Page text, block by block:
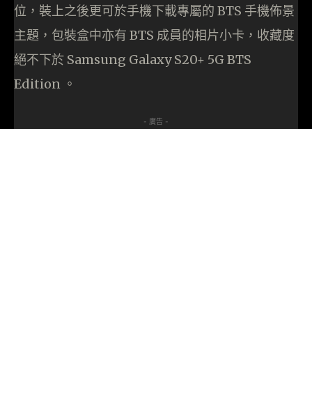
位，裝上之後更可於手機下載專屬的 BTS 手機佈景
主題，包裝盒中亦有 BTS 成員的相片小卡，收藏度
絕不下於 Samsung Galaxy S20+ 5G BTS
Edition 。
- 廣告 -